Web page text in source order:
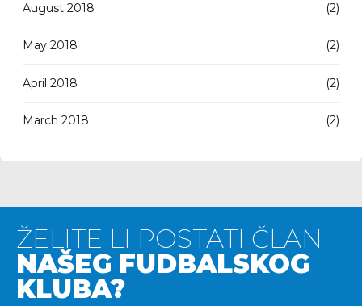
August 2018 (2)
May 2018 (2)
April 2018 (2)
March 2018 (2)
ŽELITE LI POSTATI ČLAN
NAŠEG FUDBALSKOG
KLUBA?